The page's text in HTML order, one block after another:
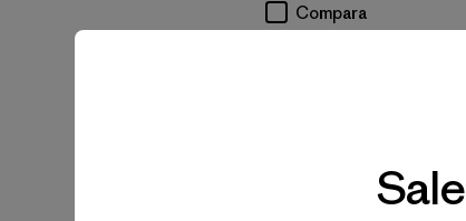
Compara
Sale